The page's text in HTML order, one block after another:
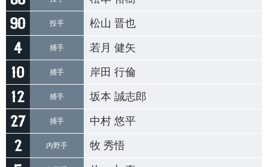
投手 松山 晋也
捕手 若月 健矢
捕手 岸田 行倫
捕手 坂本 誠志郎
捕手 中村 悠平
内野手 牧 秀悟